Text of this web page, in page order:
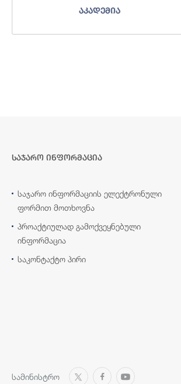
საფინანსო-ანალიტიკური
სამსახური
საჯარო ინფორმაცია
საჯარო ინფორმაციის ელექტრონული
ფორმით მოთხოვნა
პროაქტიულად გამოქვეყნებული
ინფორმაცია
საკონტაქტო პირი
სამინისტრო